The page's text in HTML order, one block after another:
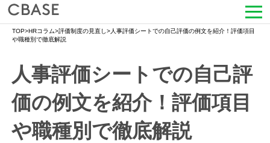
サービス
活用シーン
導入事例
セミナー情報
TOP>HRコラム>評価制度の見直し>人事評価シートでの自己評価の例文を紹介！評価項目
や職種別で徹底解説
人事評価シートでの自己評
価の例文を紹介！評価項目
や職種別で徹底解説